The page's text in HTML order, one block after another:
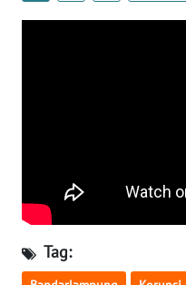
Tag:
BENGKULU
LAMPUNG